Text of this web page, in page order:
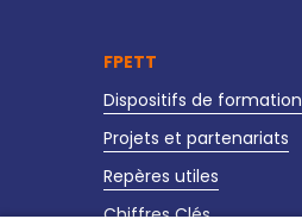
FPETT
Dispositifs de formation
Projets et partenariats
Repères utiles
Chiffres Clés